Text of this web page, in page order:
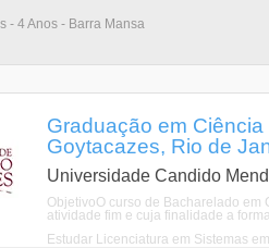
- 4 Anos - Barra Mansa
Graduação em
Goytacazes, Rio de
Universidade Candido
ObjetivoO curso de Bacharelado
atividade fim e cuja finalidade a
Estudar Licenciatura em Sistemas